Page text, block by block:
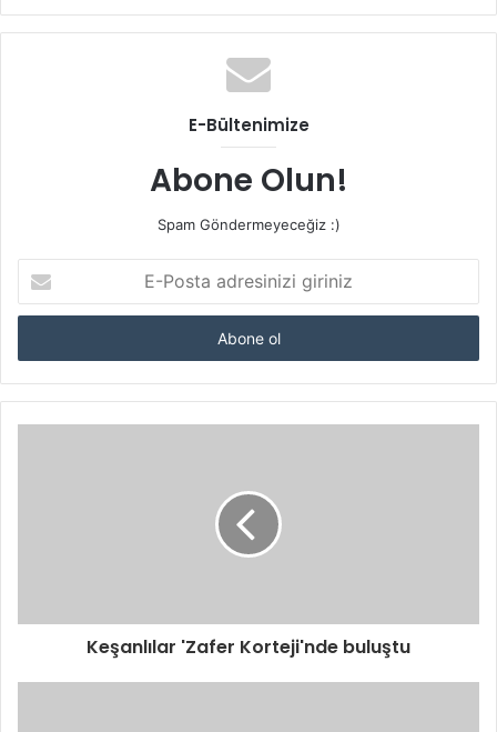
E-Bültenimize
Abone Olun!
Spam Göndermeyeceğiz :)
Posta
adresinizi
Keşanlılar 'Zafer Korteji'nde buluştu